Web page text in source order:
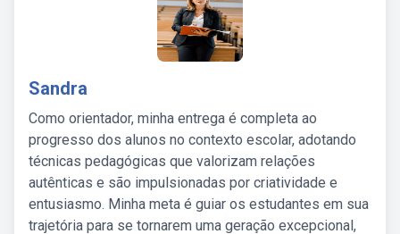
Sandra
Como orientador, minha entrega é completa ao
progresso dos alunos no contexto escolar, adotando
técnicas pedagógicas que valorizam relações
autênticas e são impulsionadas por criatividade e
entusiasmo. Minha meta é guiar os estudantes em sua
trajetória para se tornarem uma geração excepcional,